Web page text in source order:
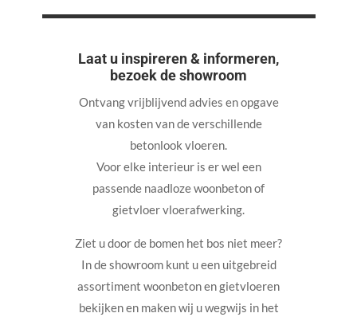
Laat u inspireren & informeren,
bezoek de showroom
Ontvang vrijblijvend advies en opgave
van kosten van de verschillende
betonlook vloeren.
Voor elke interieur is er wel een
passende naadloze woonbeton of
gietvloer vloerafwerking.
Ziet u door de bomen het bos niet meer?
In de showroom kunt u een uitgebreid
assortiment woonbeton en gietvloeren
bekijken en maken wij u wegwijs in het